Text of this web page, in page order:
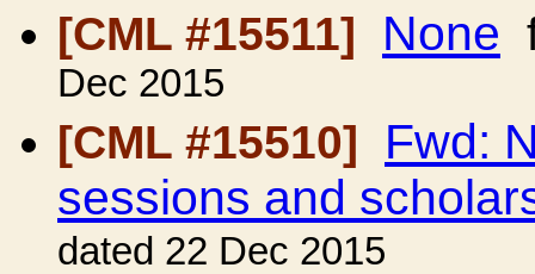
[CML #15511]
None
Dec 2015
[CML #15510]
Fwd:
sessions and
dated 22 Dec 2015